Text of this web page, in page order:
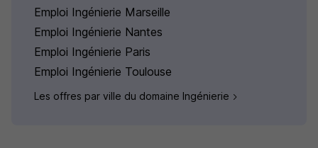
Emploi Ingénierie Marseille
Emploi Ingénierie Nantes
Emploi Ingénierie Paris
Emploi Ingénierie Toulouse
Les offres par ville du domaine Ingénierie